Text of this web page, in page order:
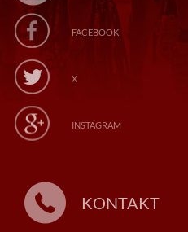
FACEBOOK
X
INSTAGRAM
KONTAKT